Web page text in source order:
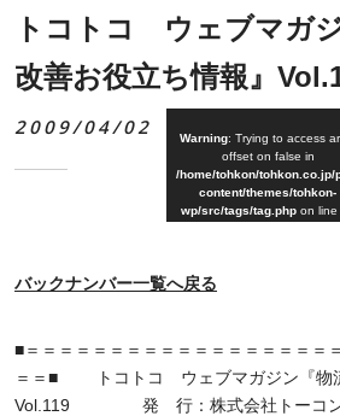
トコトコ ウェブマガ
改善お役立ち情報』
2009/04/02 Warning: Trying to access
offset on false in
/home/tohkon/tohkon.co.jp/
content/themes/tohkon-
wp/src/tags/tag.phpon line
バックナンバー一覧へ戻る
■＝＝＝＝＝＝＝＝＝＝＝＝＝＝＝＝＝＝
＝＝■ トコトコ ウェブマガジン『物流
Vol.119 発 行：株式会社トー